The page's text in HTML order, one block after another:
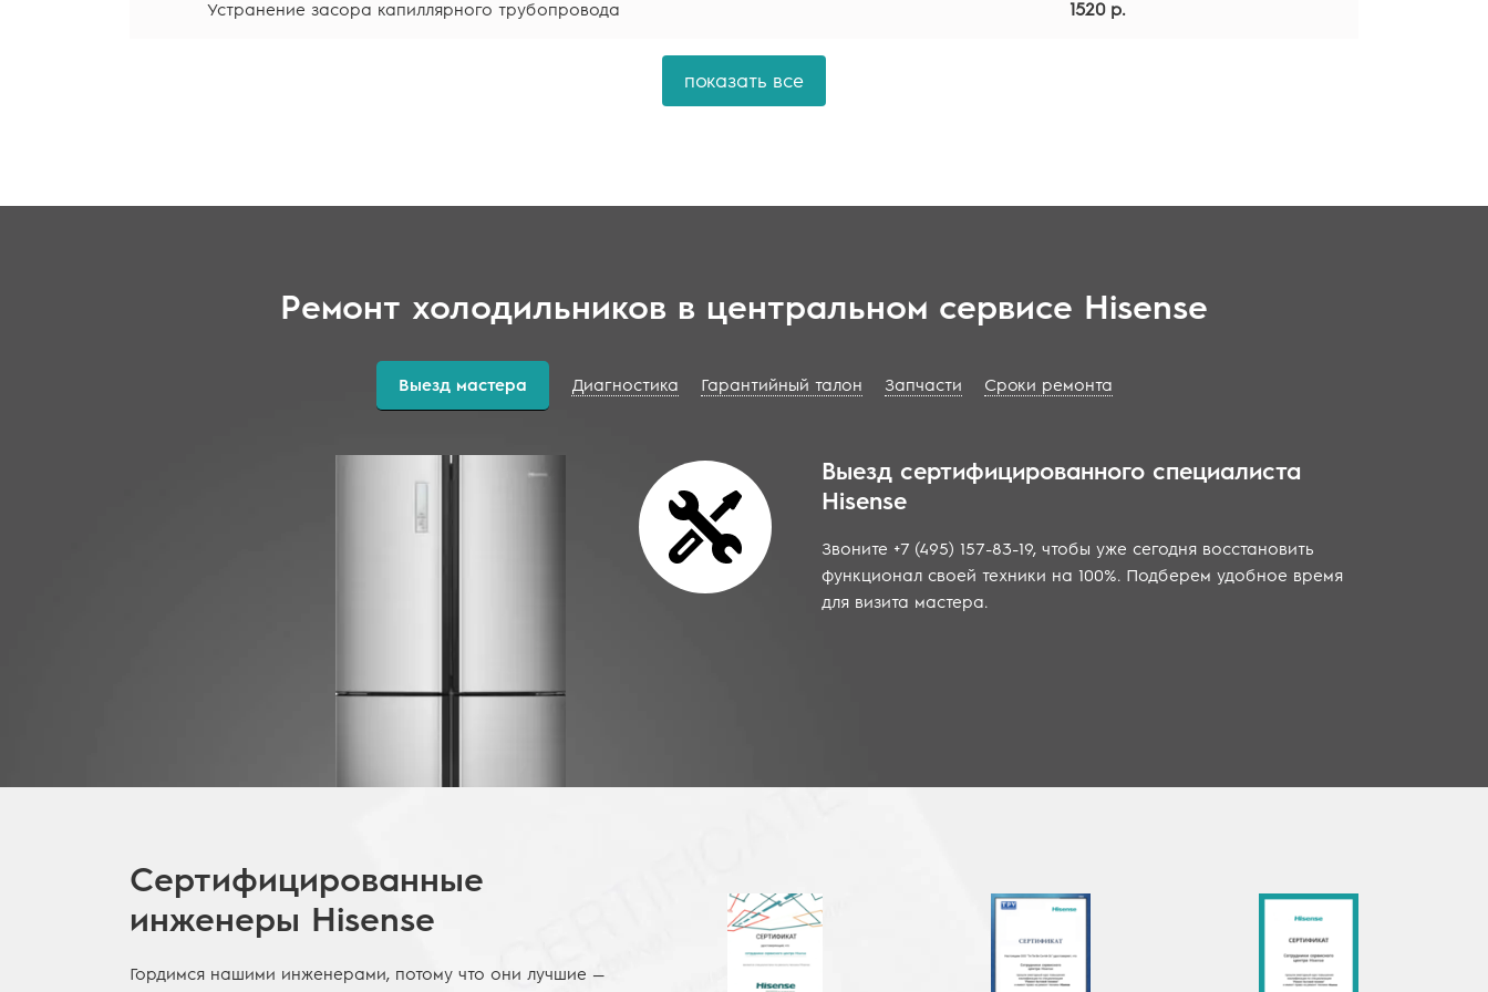
Устранение засора капиллярного трубопровода 1520 р.
показать все
Ремонт холодильников в центральном сервисе Hisense
Выезд мастера Диагностика Гарантийный талон Запчасти Сроки ремонта
Выезд сертифицированного специалиста
Hisense
Звоните +7 (495) 157-83-19, чтобы уже сегодня восстановить
функционал своей техники на 100%. Подберем удобное время
для визита мастера.
Сертифицированные
инженеры Hisense
Гордимся нашими инженерами, потому что они лучшие —